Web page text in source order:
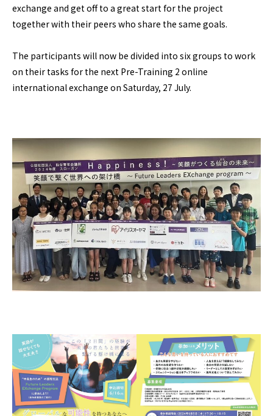
exchange and get off to a great start for the project
together with their peers who share the same goals.
The participants will now be divided into six groups to work
on their tasks for the next Pre-Training 2 online
international exchange on Saturday, 27 July.